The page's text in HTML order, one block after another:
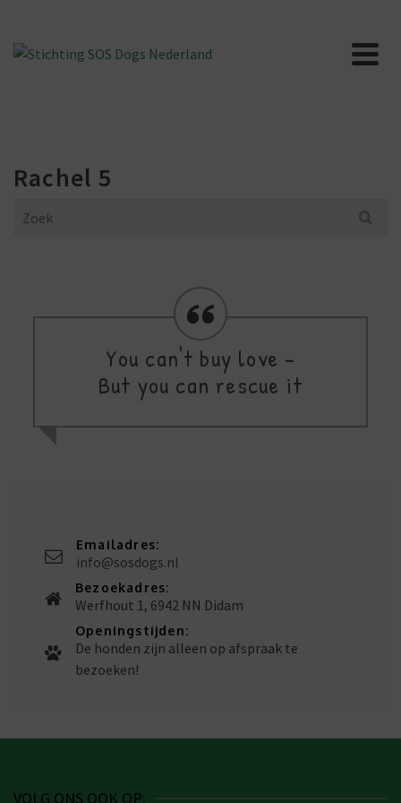
Rachel 5
Search
You can't buy love -
But you can rescue it
Emailadres:
info@sosdogs.nl
Bezoekadres:
Werfhout 1, 6942 NN Didam
Openingstijden:
De honden zijn alleen op afspraak te
bezoeken!
VOLG ONS OOK OP: